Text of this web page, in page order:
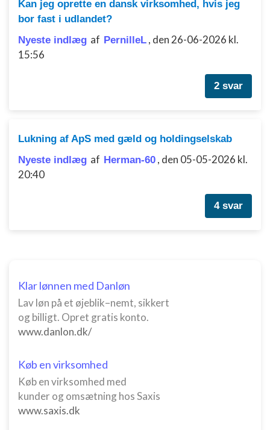
Kan jeg oprette en dansk virksomhed, hvis jeg
bor fast i udlandet?
Nyeste indlæg af PernilleL , den 26-06-2026 kl.
15:56
2 svar
Lukning af ApS med gæld og holdingselskab
Nyeste indlæg af Herman-60 , den 05-05-2026 kl.
20:40
4 svar
Klar lønnen med Danløn
Lav løn på et øjeblik–nemt, sikkert
og billigt. Opret gratis konto.
www.danlon.dk/
Køb en virksomhed
Køb en virksomhed med
kunder og omsætning hos Saxis
www.saxis.dk